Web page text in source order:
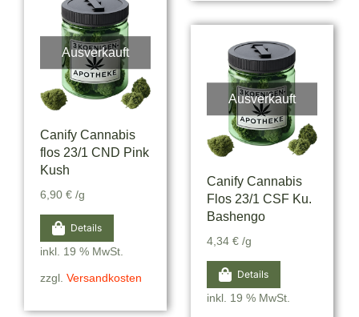
Ausverkauft
Canify Cannabis
flos 23/1 CND Pink
Kush
6,90 € /g
Details
inkl. 19 % MwSt.
zzgl. Versandkosten
Ausverkauft
Canify Cannabis
Flos 23/1 CSF Ku.
Bashengo
4,34 € /g
Details
inkl. 19 % MwSt.